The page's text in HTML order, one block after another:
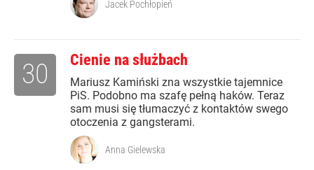
Jacek Pochłopień
Cienie na służbach
Mariusz Kamiński zna wszystkie tajemnice
PiS. Podobno ma szafę pełną haków. Teraz
sam musi się tłumaczyć z kontaktów swego
otoczenia z gangsterami.
30
Anna Gielewska